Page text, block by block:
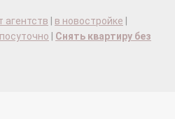
агентств в новостройке
посуточно
Снять квартиру без